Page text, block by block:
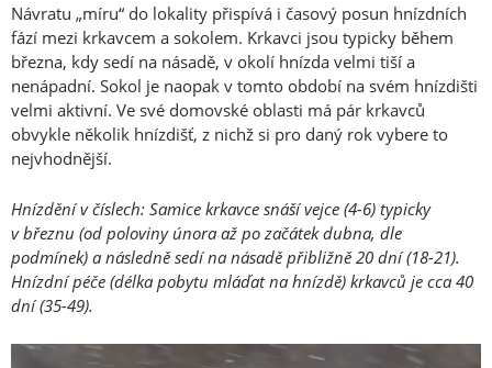
Návratu „míru“ do lokality přispívá i časový posun hnízdních
fází mezi krkavcem a sokolem. Krkavci jsou typicky během
března, kdy sedí na násadě, v okolí hnízda velmi tiší a
nenápadní. Sokol je naopak v tomto období na svém hnízdišti
velmi aktivní. Ve své domovské oblasti má pár krkavců
obvykle několik hnízdišť, z nichž si pro daný rok vybere to
nejvhodnější.
Hnízdění v číslech: Samice krkavce snáší vejce (4-6) typicky
v březnu (od poloviny února až po začátek dubna, dle
podmínek) a následně sedí na násadě přibližně 20 dní (18-21).
Hnízdní péče (délka pobytu mláďat na hnízdě) krkavců je cca 40
dní (35-49).